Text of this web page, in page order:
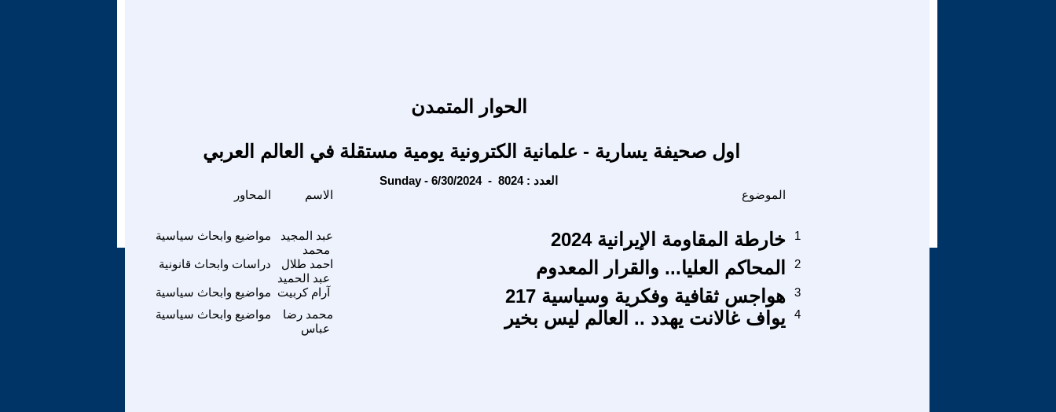
الحوار المتمدن
اول صحيفة يسارية - علمانية الكترونية يومية مستقلة في العالم العربي
Sunday - 6/30/2024 - العدد : 8024
الاسم الموضوع
مواضيع وابحاث سياسية
عبد المجيد
محمد
خارطة المقاومة الإيرانية 2024 1
دراسات وابحاث قانونية
احمد طلال
عبد الحميد
المحاكم العليا... والقرار المعدوم 2
مواضيع وابحاث سياسية آرام كربيت هواجس ثقافية وفكرية وسياسية 217
3
مواضيع وابحاث سياسية
محمد رضا
عباس
يواف غالانت يهدد .. العالم ليس بخير 4